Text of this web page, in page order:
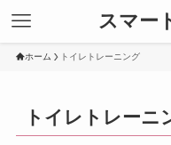
スマー
ホーム トイレトレーニング
トイレトレーニ